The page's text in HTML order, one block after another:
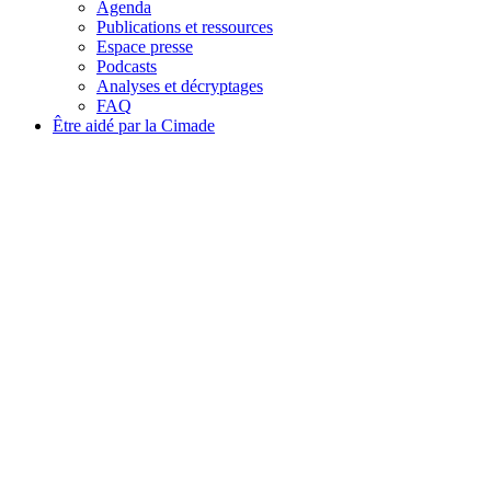
Agenda
Publications et ressources
Espace presse
Podcasts
Analyses et décryptages
FAQ
Être aidé par la Cimade